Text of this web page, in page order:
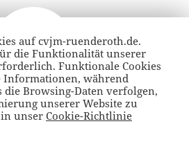
des
auf cvjm-ruenderoth.de.
die Funktionalität unserer
Funktionale Cookies
Informationen, während
die Browsing-Daten verfolgen,
unserer Website zu
unserCookie-Richtlinie